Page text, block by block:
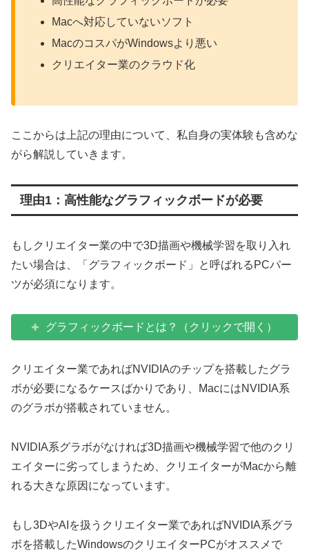
Macへ対応していないソフト
MacのコスパがWindowsより悪い
クリエイター業のクラウド化
ここからは上記の理由について、私自身の実体験も含めな
がら解説していきます。
理由1：高性能なグラフィックボードが必要
もしクリエイター業の中で3D描画や機械学習を取り入れ
たい場合は、「グラフィックボード」と呼ばれるPCパー
ツが必須になります。
グラフィックボードとは？（クリックで開く）
クリエイター業であればNVIDIAのチップを搭載したグラ
ボが必要になるケースばかりであり、MacにはNVIDIA系
のグラボが搭載されていません。
NVIDIA系グラボがなければ3D描画や機械学習で他のクリ
エイターに劣ってしまうため、クリエイターがMacから離
れる大きな原因になっています。
もし3DやAIを扱うクリエイター業であればNVIDIA系グラ
ボを搭載したWindowsのクリエイターPCがオススメで